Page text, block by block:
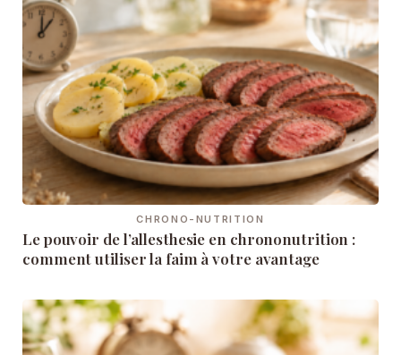
CHRONO-NUTRITION
Le pouvoir de l’allesthesie en chrononutrition :
comment utiliser la faim à votre avantage